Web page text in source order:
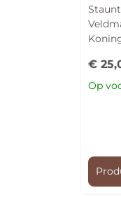
5.00
uit 5
€
Op